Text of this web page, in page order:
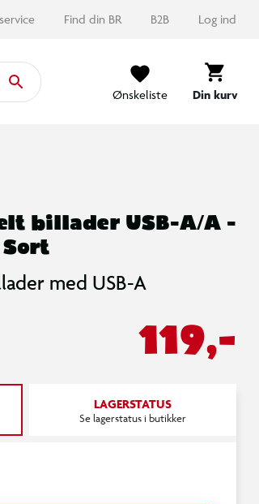
Find din BR B2B Log ind
Ønskeliste
Din kurv
billader USB-A/A -
Sort
med USB-A
119,-
LAGERSTATUS
Se lagerstatus i butikker